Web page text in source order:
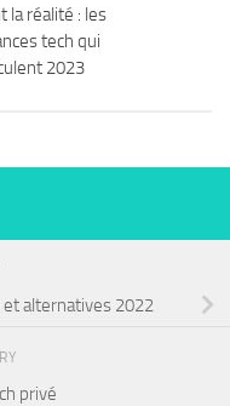
la réalité : les
tech qui
2023
et alternatives 2022
privé